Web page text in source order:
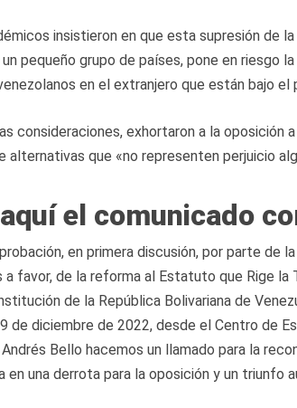
insistieron en que esta supresión de
un pequeño grupo de países, pone en riesgo
en el extranjero que están bajo el
consideraciones, exhortaron a la oposición
alternativas que «no representen perjuicio
el comunicado
en primera discusión, por parte de
a favor, de la reforma al Estatuto que Rige la
de la República Bolivariana de
de diciembre de 2022, desde el Centro de
Bello hacemos un llamado para la
en una derrota para la oposición y un triunfo